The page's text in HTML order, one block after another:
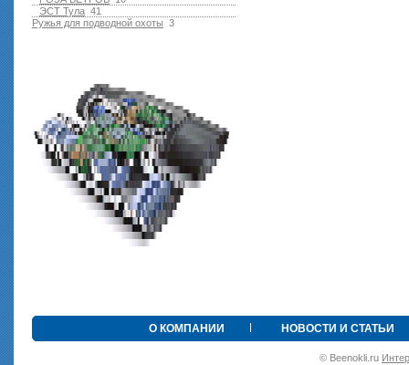
41
ЭСТ Тула
3
Ружья для подводной оxоты
О КОМПАНИИ НОВОСТИ И СТАТЬИ
© Beenokli.ru